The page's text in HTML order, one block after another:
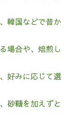
韓国などで昔か
場合や、焙煎し
好みに応じて選
砂糖を加えずと